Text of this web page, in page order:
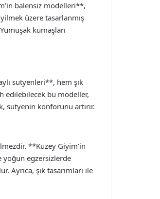
balensiz modelleri**,
üzere tasarlanmış
kumaşları
sutyenleri**, hem şık
edilebilecek bu modeller,
sutyenin konforunu artırır.
**Kuzey Giyim’in
yoğun egzersizlerde
Ayrıca, şık tasarımları ile